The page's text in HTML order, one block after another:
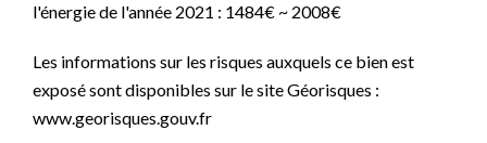
l'énergie de l'année 2021 : 1484€ ~ 2008€
Les informations sur les risques auxquels ce bien est
exposé sont disponibles sur le site Géorisques :
www.georisques.gouv.fr